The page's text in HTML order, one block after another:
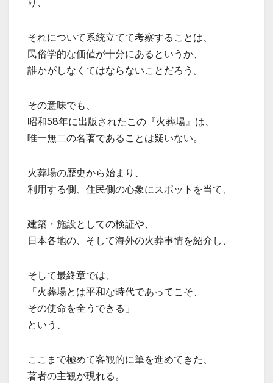
り、
それについて系統立てて考察することは、
民俗学的な価値が十分にあるというか、
誰かがしなくてはならないことだろう。
その意味でも、
昭和58年に出版されたこの『火葬場』は、
唯一無二の名著であることは疑いない。
火葬場の歴史から始まり、
利用する側、住民側の心象にスポットを当て、
建築・施設としての検証や、
日本各地の、そして海外の火葬事情を紹介し、
そして最終章では、
「火葬場とは平和な時代であってこそ、
その使命を全うできる」
という、
ここまで極めて客観的に筆を進めてきた、
著者の主観が現れる。